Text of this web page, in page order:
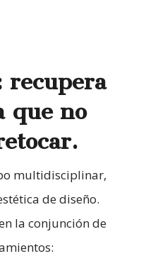
que no
multidisciplinar,
de diseño.
la conjunción de